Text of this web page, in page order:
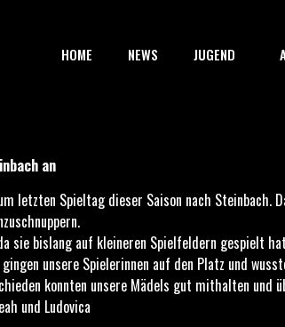
HOME NEWS JUGEND
an
letzten Spieltag dieser Saison nach
sie bislang auf kleineren Spielfeldern gespielt
unsere Spielerinnen auf den Platz und
konnten unsere Mädels gut mithalten und
und Ludovica